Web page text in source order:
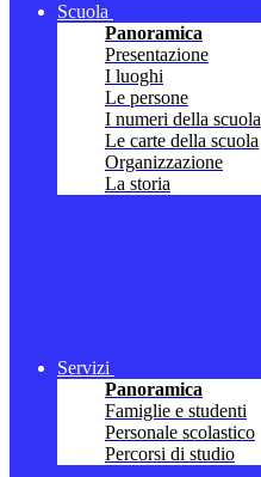
Scuola
Panoramica
Presentazione
I luoghi
Le persone
I numeri della scuola
Le carte della scuola
Organizzazione
La storia
Servizi
Panoramica
Famiglie e studenti
Personale scolastico
Percorsi di studio